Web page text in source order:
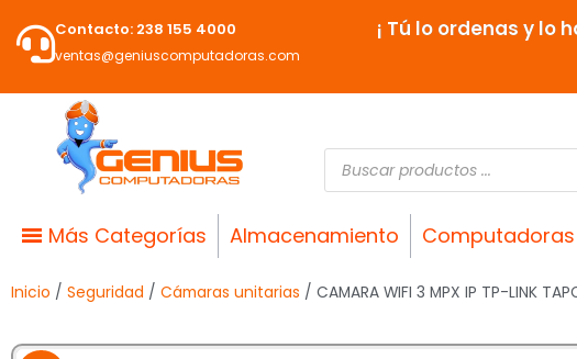
contenido
Contacto: 238 155 4000
ventas@geniuscomputadoras.com
¡ Tú lo ordenas y lo
Búsqueda
de
productos
Más Categorías Almacenamiento Computadoras
Inicio / Seguridad / Cámaras unitarias / CAMARA WIFI 3 MPX IP TP-LINK